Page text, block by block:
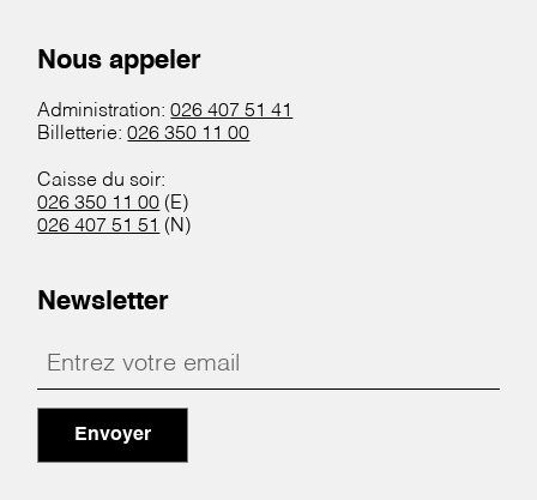
Nous appeler
Administration:026 407 51 41
Billetterie:026 350 11 00
Caisse du soir:
026 350 11 00 (E)
026 407 51 51 (N)
Newsletter
Envoyer